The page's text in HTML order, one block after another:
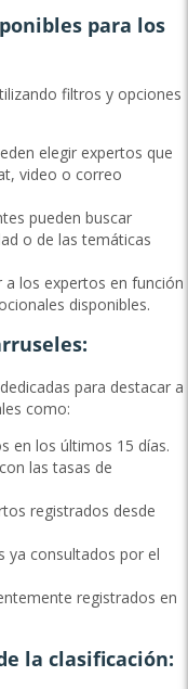
para los
filtros y opciones
elegir expertos que
video o correo
pueden buscar
o de las temáticas
a los expertos en función
disponibles.
para destacar a
como:
en los últimos 15 días.
las tasas de
registrados desde
ya consultados por el
registrados en
la clasificación: